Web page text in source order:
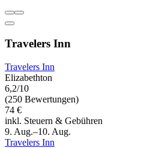
Travelers Inn
Travelers Inn
Elizabethton
6,2/10
(250 Bewertungen)
74 €
inkl. Steuern & Gebühren
9. Aug.–10. Aug.
Travelers Inn